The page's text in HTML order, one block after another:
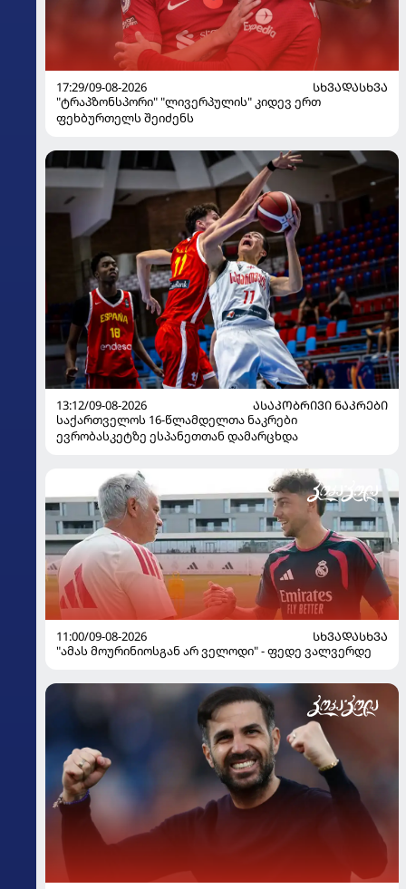
17:29/09-08-2026
ᲡᲮᲕᲐᲓᲐᲡᲮᲕᲐ
"ტრაპზონსპორი" "ლივერპულის" კიდევ ერთ
ფეხბურთელს შეიძენს
13:12/09-08-2026
ᲐᲡᲐᲙᲝᲑᲠᲘᲕᲘ ᲜᲐᲙᲠᲔᲑᲘ
საქართველოს 16-წლამდელთა ნაკრები
ევრობასკეტზე ესპანეთთან დამარცხდა
11:00/09-08-2026
ᲡᲮᲕᲐᲓᲐᲡᲮᲕᲐ
"ამას მოურინიოსგან არ ველოდი" - ფედე ვალვერდე